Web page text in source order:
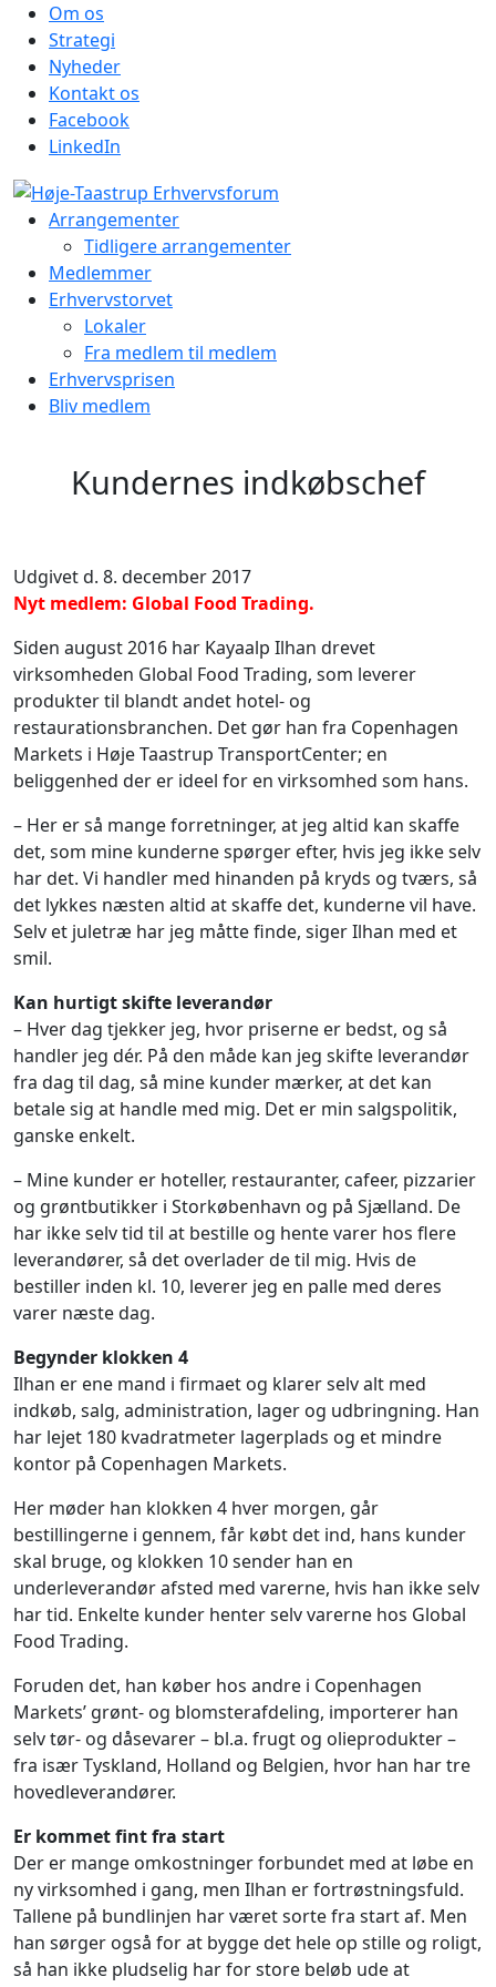
Om os
Strategi
Nyheder
Kontakt os
Facebook
LinkedIn
Arrangementer
Tidligere arrangementer
Medlemmer
Erhvervstorvet
Lokaler
Fra medlem til medlem
Erhvervsprisen
Bliv medlem
Kundernes indkøbschef
Udgivet d. 8. december 2017
Nyt medlem: Global Food Trading.
Siden august 2016 har Kayaalp Ilhan drevet
virksomheden Global Food Trading, som leverer
produkter til blandt andet hotel- og
restaurationsbranchen. Det gør han fra Copenhagen
Markets i Høje Taastrup TransportCenter; en
beliggenhed der er ideel for en virksomhed som hans.
– Her er så mange forretninger, at jeg altid kan skaffe
det, som mine kunderne spørger efter, hvis jeg ikke selv
har det. Vi handler med hinanden på kryds og tværs, så
det lykkes næsten altid at skaffe det, kunderne vil have.
Selv et juletræ har jeg måtte finde, siger Ilhan med et
smil.
Kan hurtigt skifte leverandør
– Hver dag tjekker jeg, hvor priserne er bedst, og så
handler jeg dér. På den måde kan jeg skifte leverandør
fra dag til dag, så mine kunder mærker, at det kan
betale sig at handle med mig. Det er min salgspolitik,
ganske enkelt.
– Mine kunder er hoteller, restauranter, cafeer, pizzarier
og grøntbutikker i Storkøbenhavn og på Sjælland. De
har ikke selv tid til at bestille og hente varer hos flere
leverandører, så det overlader de til mig. Hvis de
bestiller inden kl. 10, leverer jeg en palle med deres
varer næste dag.
Begynder klokken 4
Ilhan er ene mand i firmaet og klarer selv alt med
indkøb, salg, administration, lager og udbringning. Han
har lejet 180 kvadratmeter lagerplads og et mindre
kontor på Copenhagen Markets.
Her møder han klokken 4 hver morgen, går
bestillingerne i gennem, får købt det ind, hans kunder
skal bruge, og klokken 10 sender han en
underleverandør afsted med varerne, hvis han ikke selv
har tid. Enkelte kunder henter selv varerne hos Global
Food Trading.
Foruden det, han køber hos andre i Copenhagen
Markets’ grønt- og blomsterafdeling, importerer han
selv tør- og dåsevarer – bl.a. frugt og olieprodukter –
fra især Tyskland, Holland og Belgien, hvor han har tre
hovedleverandører.
Er kommet fint fra start
Der er mange omkostninger forbundet med at løbe en
ny virksomhed i gang, men Ilhan er fortrøstningsfuld.
Tallene på bundlinjen har været sorte fra start af. Men
han sørger også for at bygge det hele op stille og roligt,
så han ikke pludselig har for store beløb ude at